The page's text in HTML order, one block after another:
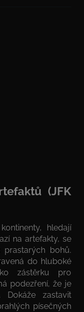
(JFK
hledají
na artefakty, se
bohů.
do hluboké
zástěrku pro
podezření, že je
zastavit
písečných